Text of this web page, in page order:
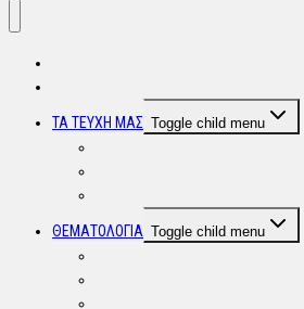
ΤΑ ΤΕΥΧΗ ΜΑΣ Toggle child menu
ΘΕΜΑΤΟΛΟΓΙΑ Toggle child menu